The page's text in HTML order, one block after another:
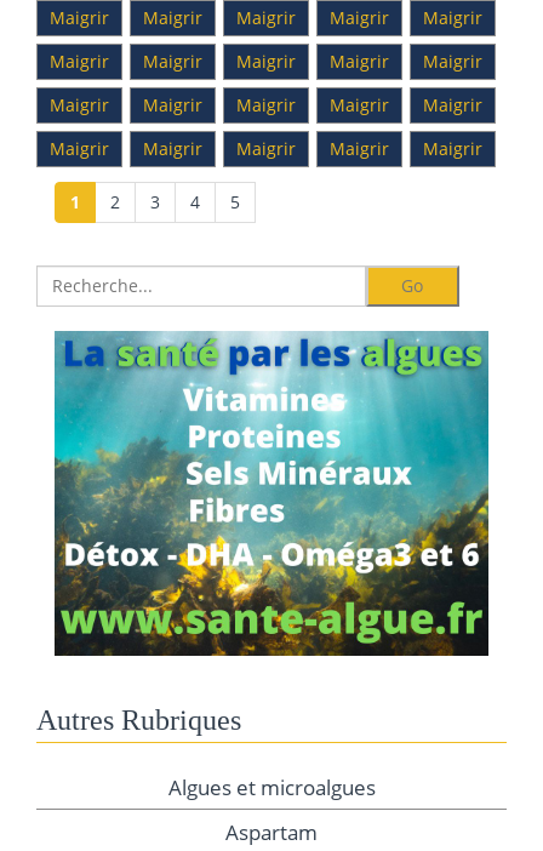
Maigrir
Maigrir Maigrir Maigrir
Maigrir
Maigrir
Maigrir Maigrir Maigrir
Maigrir
Maigrir
Maigrir Maigrir Maigrir
Maigrir
Maigrir
Maigrir Maigrir Maigrir Maigrir
1 2 3 4 5
Autres Rubriques
Algues et microalgues
Aspartam